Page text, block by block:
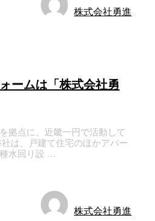
株式会社勇進
ームは「株式会社勇
拠点に、近畿一円で活動して
は、戸建て住宅のほかアパー
水回り設 …
株式会社勇進